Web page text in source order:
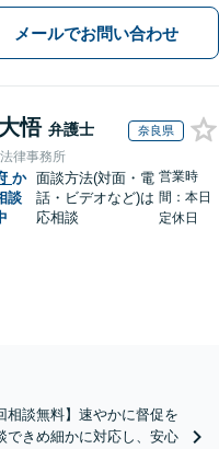
メールでお問い合わせ
悟 弁護士 奈良県
律事務所
か
談
面談方法(対面・電
話・ビデオなど)は
応相談
営業時
間：本日
定休日
相談無料】速やかに督促を
できめ細かに対応し、安心